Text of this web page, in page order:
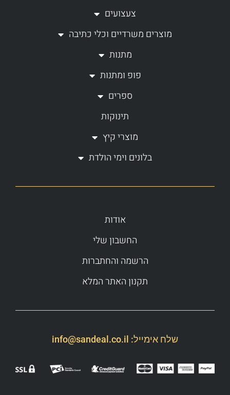
b
o
o
k
f
a
r
a
צעצועים
מוצרים משרדיים וכלי כתיבה
מתנות
פופ ומתנות
ספרים
תינוקות
מוצרי קיץ
בלונים וימי הולדת
אודות
החשבון שלי
הרשמה והחתברות
תקנון האתר המלא
שלח אימייל: info@sandeal.co.il